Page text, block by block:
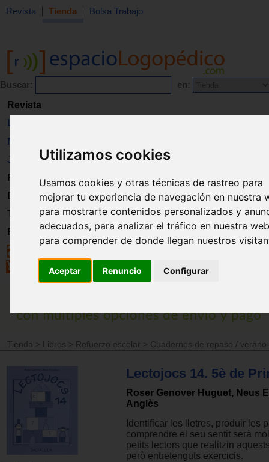
Utilizamos cookies
Usamos cookies y otras técnicas de rastreo para
mejorar tu experiencia de navegación en nuestra
para mostrarte contenidos personalizados y
adecuados, para analizar el tráfico en nuestra
para comprender de donde llegan nuestros
Aceptar Renuncio Configurar
Revista Tienda Bolsa Trabajo
Buscar: en:
Revista
Libros
Material
Juguetes
Formación
Directorio
Trabajo
Registro
Tienda > Libros > Refuerzo escolar > Cuadernos de repaso / verano
Lectojocs 14. 5è de
Roser Genover Huguet, Neus
Anglès
Identificar les lletres, produir les
comprendre el seu sentit serà
petits lectors que realitzin
però entretenguts exercicis.